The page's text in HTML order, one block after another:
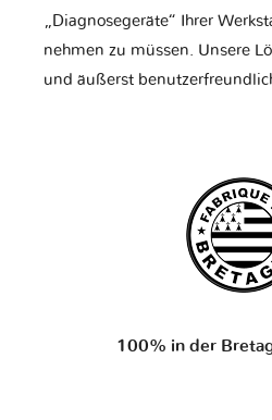
„Diagnosegeräte“ Ihrer
nehmen zu müssen. Unsere
und äußerst
100% in der